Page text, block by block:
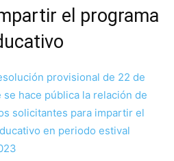
el programa
provisional de 22 de
hace pública la relación de
solicitantes para impartir el
en periodo estival